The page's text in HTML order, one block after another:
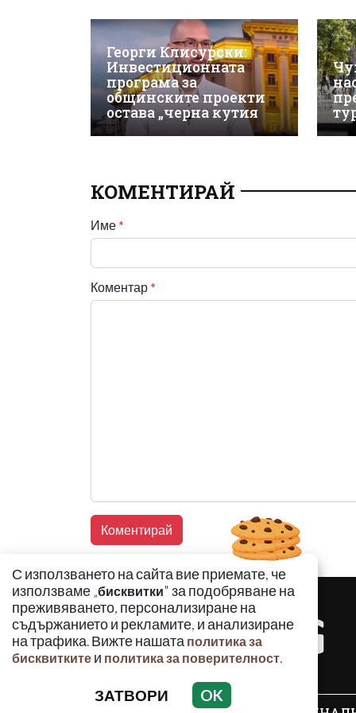
Георги Клисурски:
Инвестиционната
програма за
общинските проекти
остава „черна кутия
КОМЕНТИРАЙ
Име *
Коментар *
С използването на сайта вие приемате, че
използваме „бисквитки" за подобряване на
преживяването, персонализиране на
съдържанието и рекламите, и анализиране
на трафика. Вижте нашата политика за
бисквитките и политика за поверителност.
ЗАТВОРИ OK